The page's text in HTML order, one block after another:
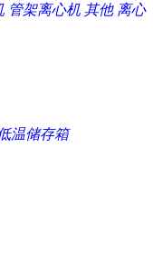
管架离心机 其他 离心
温储存箱